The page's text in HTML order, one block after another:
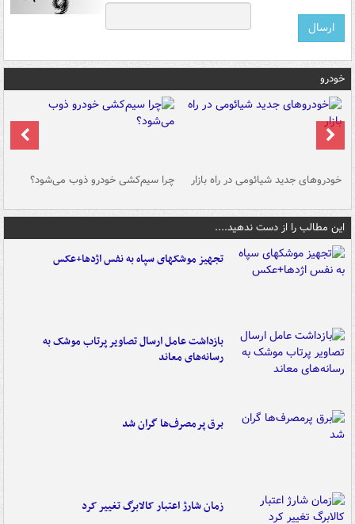
خودرو
خودروهای جدید شیائومی در راه بازار چرا سیم‌کشی خودرو ذوب می‌شود؟
این مطالب را از دست ندهید....
تجهیز موشکهای سپاه به نفس اژدها+عکس
بازداشت عامل ارسال تصاویر پرتاب موشک به
رسانه‌های معاند
برق پرمصرف‌ها گران شد
زمان شارژ اعتبار کالابرگ تغییر کرد